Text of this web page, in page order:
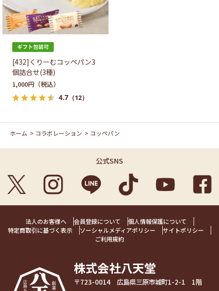
[432]くりーむコッペパン3
個詰合せ(3種)
1,000円
4.7 （12）
ホーム > コラボレーション > コッペパン
公式SNS
法人のお客様へ 会員登録について
個人情報保護について
特定商取引に基づく表示
ソーシャルメディアポリシー
サイトポリシー
ご利用規約
株式会社八天堂
〒723-0014 広島県三原市城町1-2-1 1階